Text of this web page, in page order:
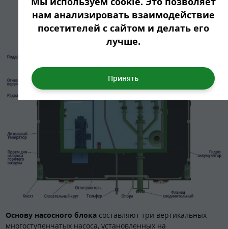
Основу насосного блока составляют три вертикальных
многоступенчатых насоса, установленных на
нам анализировать взаимодействие
посетителей с сайтом и делать его
лучше.